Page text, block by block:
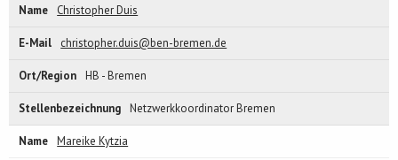
Christopher Duis
christopher.duis@ben-bremen.de
HB - Bremen
Netzwerkkoordinator Bremen
Mareike Kytzia